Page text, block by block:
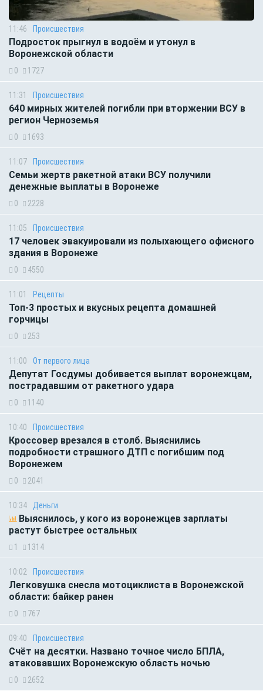
11:46 Происшествия
Подросток прыгнул в водоём и утонул в
Воронежской области
0 1727
11:31 Происшествия
640 мирных жителей погибли при вторжении ВСУ в
регион Черноземья
0 1693
11:07 Происшествия
Семьи жертв ракетной атаки ВСУ получили
денежные выплаты в Воронеже
0 2228
11:05 Происшествия
17 человек эвакуировали из полыхающего офисного
здания в Воронеже
0 4550
11:01 Рецепты
Топ-3 простых и вкусных рецепта домашней
горчицы
0 253
11:00 От первого лица
Депутат Госдумы добивается выплат воронежцам,
пострадавшим от ракетного удара
0 1140
10:40 Происшествия
Кроссовер врезался в столб. Выяснились
подробности страшного ДТП с погибшим под
Воронежем
0 2041
10:34 Деньги
Выяснилось, у кого из воронежцев зарплаты
растут быстрее остальных
1 1314
10:02 Происшествия
Легковушка снесла мотоциклиста в Воронежской
области: байкер ранен
0 767
09:40 Происшествия
Счёт на десятки. Названо точное число БПЛА,
атаковавших Воронежскую область ночью
0 2652